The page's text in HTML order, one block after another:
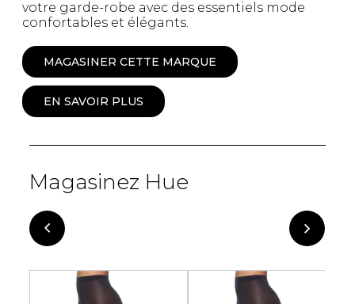
votre garde-robe avec des essentiels mode
confortables et élégants.
MAGASINER CETTE MARQUE
EN SAVOIR PLUS
Magasinez Hue